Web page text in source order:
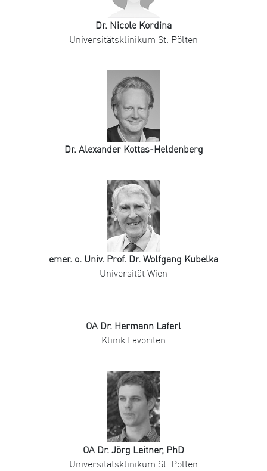
Dr. Nicole Kordina
Universitätsklinikum St. Pölten
Dr. Alexander Kottas-Heldenberg
emer. o. Univ. Prof. Dr. Wolfgang Kubelka
Universität Wien
OA Dr. Hermann Laferl
Klinik Favoriten
OA Dr. Jörg Leitner, PhD
Universitätsklinikum St. Pölten